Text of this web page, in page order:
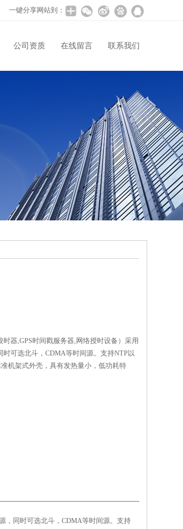
一键分享网站到：
公司资质 在线留言 联系我们
器,GPS时间戳服务器,网络授时设备）采用
时可选北斗，CDMA等时间源。支持NTP以
机架式外壳，具有发热量小，低功耗特
，同时可选北斗，CDMA等时间源。支持